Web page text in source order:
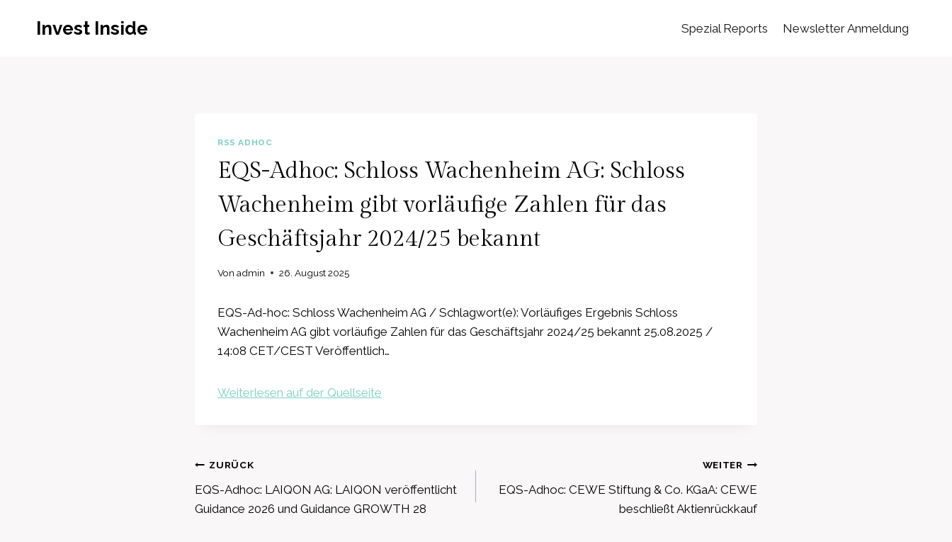
Invest Inside Spezial Reports Newsletter Anmeldung
RSS ADHOC
EQS-Adhoc: Schloss Wachenheim AG: Schloss
Wachenheim gibt vorläufige Zahlen für das
Geschäftsjahr 2024/25 bekannt
Von admin 26. August 2025
EQS-Ad-hoc: Schloss Wachenheim AG / Schlagwort(e): Vorläufiges Ergebnis Schloss
Wachenheim AG gibt vorläufige Zahlen für das Geschäftsjahr 2024/25 bekannt 25.08.2025 /
14:08 CET/CEST Veröffentlich…
Weiterlesen auf der Quellseite
Beitragsnavigation
ZURÜCK
EQS-Adhoc: LAIQON AG: LAIQON veröffentlicht
Guidance 2026 und Guidance GROWTH 28
WEITER
EQS-Adhoc: CEWE Stiftung & Co. KGaA: CEWE
beschließt Aktienrückkauf